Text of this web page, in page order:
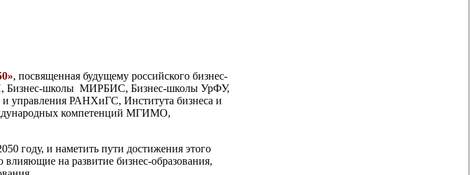
, посвященная будущему российского бизнес-
Бизнес-школы МИРБИС, Бизнес-школы УрФУ,
РАНХиГС, Института бизнеса и
компетенций МГИМО,
году, и наметить пути достижения этого
на развитие бизнес-образования,